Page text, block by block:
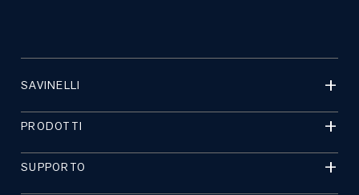
SAVINELLI
PRODOTTI
SUPPORTO